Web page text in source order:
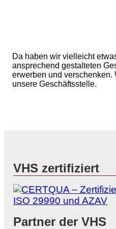
Da haben wir vielleicht
ansprechend gestalteten
erwerben und verschenken.
unsere Geschäftsstelle.
VHS zertifiziert
Partner der VHS